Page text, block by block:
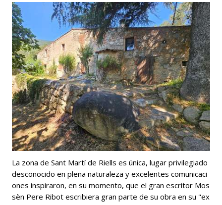
La zona de Sant Martí de Riells es única, lugar privilegiado
desconocido en plena naturaleza y excelentes comunicaci
ones inspiraron, en su momento, que el gran escritor Mos
sèn Pere Ribot escribiera gran parte de su obra en su "ex